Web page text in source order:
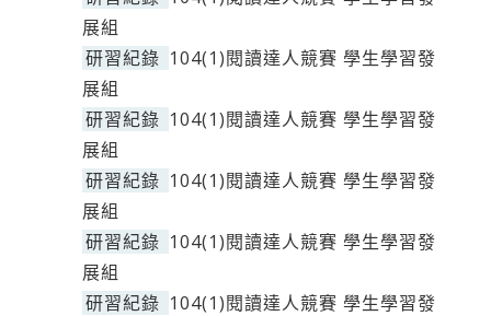
展組
研習紀錄 104(1)閱讀達人競賽 學生學習發
展組
研習紀錄 104(1)閱讀達人競賽 學生學習發
展組
研習紀錄 104(1)閱讀達人競賽 學生學習發
展組
研習紀錄 104(1)閱讀達人競賽 學生學習發
展組
研習紀錄 104(1)閱讀達人競賽 學生學習發